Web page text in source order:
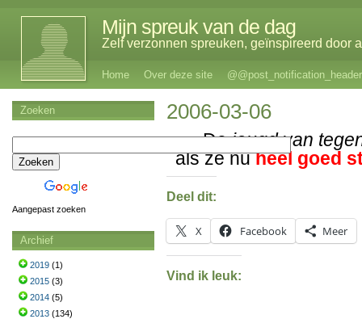
Mijn spreuk van de dag
Zelf verzonnen spreuken, geïnspireerd door
Home Over deze site @@post_notification_header
2006-03-06
Dejeugd van
als ze nuheel goed
Deel dit:
X Facebook Meer
Vind ik leuk:
Zoeken
Aangepast zoeken
Archief
2019 (1)
2015 (3)
2014 (5)
2013 (134)